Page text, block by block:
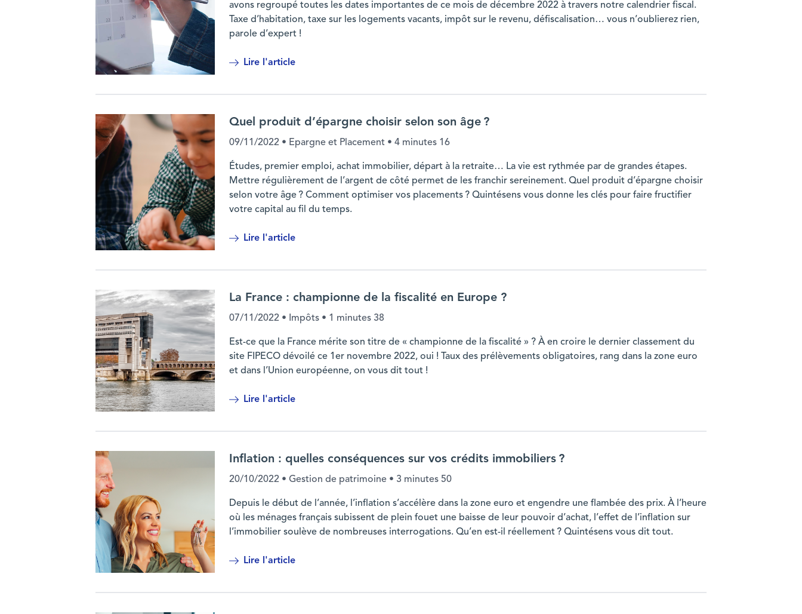
avons regroupé toutes les dates importantes de ce mois de décembre 2022 à travers notre calendrier fiscal.
Taxe d’habitation, taxe sur les logements vacants, impôt sur le revenu, défiscalisation… vous n’oublierez rien,
parole d’expert !
Lire l'article
Quel produit d’épargne choisir selon son âge ?
09/11/2022 • Epargne et Placement • 4 minutes 16
Études, premier emploi, achat immobilier, départ à la retraite… La vie est rythmée par de grandes étapes.
Mettre régulièrement de l’argent de côté permet de les franchir sereinement. Quel produit d’épargne choisir
selon votre âge ? Comment optimiser vos placements ? Quintésens vous donne les clés pour faire fructifier
votre capital au fil du temps.
Lire l'article
La France : championne de la fiscalité en Europe ?
07/11/2022 • Impôts • 1 minutes 38
Est-ce que la France mérite son titre de « championne de la fiscalité » ? À en croire le dernier classement du
site FIPECO dévoilé ce 1er novembre 2022, oui ! Taux des prélèvements obligatoires, rang dans la zone euro
et dans l’Union européenne, on vous dit tout !
Lire l'article
Inflation : quelles conséquences sur vos crédits immobiliers ?
20/10/2022 • Gestion de patrimoine • 3 minutes 50
Depuis le début de l’année, l’inflation s’accélère dans la zone euro et engendre une flambée des prix. À l’heure
où les ménages français subissent de plein fouet une baisse de leur pouvoir d’achat, l’effet de l’inflation sur
l’immobilier soulève de nombreuses interrogations. Qu’en est-il réellement ? Quintésens vous dit tout.
Lire l'article